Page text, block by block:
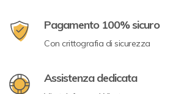
Pagamento 100% sicuro
Con crittografia di sicurezza
Assistenza dedicata